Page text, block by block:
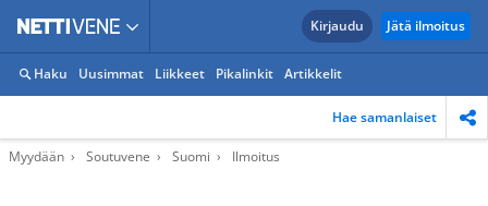
Kirjaudu Jätä ilmoitus
Haku Uusimmat Liikkeet Pikalinkit Artikkelit
Hae samanlaiset
Myydään Soutuvene Suomi Ilmoitus